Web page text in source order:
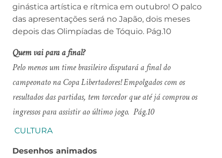
ginástica artística e rítmica em outubro! O palco
das apresentações será no Japão, dois meses
depois das Olimpíadas de Tóquio. Pág.10
Quem vai para a final?
Pelo menos um time brasileiro disputará a final do
campeonato na Copa Libertadores! Empolgados com os
resultados das partidas, tem torcedor que até já comprou os
ingressos para assistir ao último jogo. Pág.10
CULTURA
Desenhos animados